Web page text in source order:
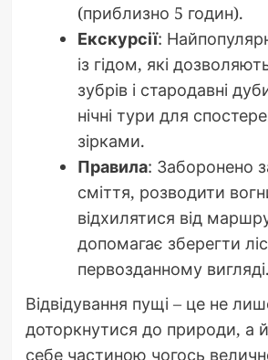
(приблизно 5 годин).
Екскурсії:
із гідом, які
зубрів і стародавні
нічні тури для
зірками.
Правила: Заборонено
сміття, розводити
відхилятися від
допомагає зберегти
первозданному вигляді.
Відвідування пущі – це не
доторкнутися до природи, а
себе частиною чогось